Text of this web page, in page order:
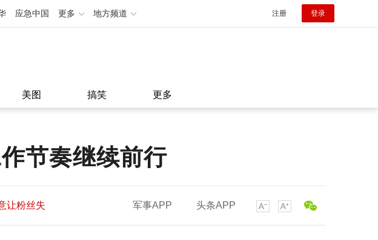
应急中国 更多 地方频道 注册 登录
美图 搞笑 更多
节奏继续前行
让粉丝失
让粉丝失
军事APP 头条APP